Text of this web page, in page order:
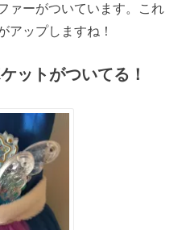
ァーがついています。これ
アップしますね！
ットがついてる！